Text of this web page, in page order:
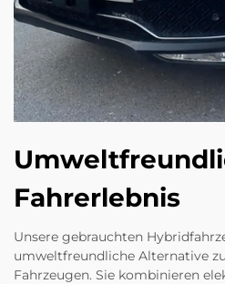
Fahrerlebnis
Unsere gebrauchten
umweltfreundliche Alternative
Fahrzeugen. Sie kombinieren